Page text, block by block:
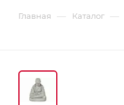
Главная — Каталог —